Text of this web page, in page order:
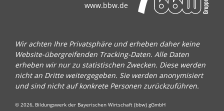
www.bbw.de
Wir achten Ihre Privatsphäre und erheben daher keine
Website-übergreifenden Tracking-Daten. Alle Daten
erheben wir nur zu statistischen Zwecken. Diese werden
nicht an Dritte weitergegeben. Sie werden anonymisiert
und sind nicht auf konkrete Personen zurückzuführen.
© 2026, Bildungswerk der Bayerischen Wirtschaft (bbw) gGmbH